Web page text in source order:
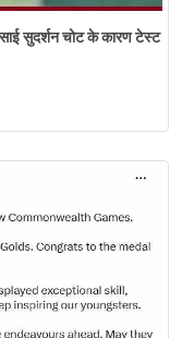
सुदर्शन चोट के कारण टेस्ट